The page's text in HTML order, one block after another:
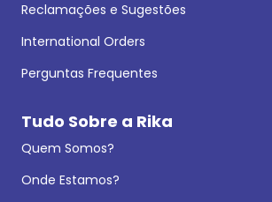
Reclamações e Sugestões
International Orders
Perguntas Frequentes
Tudo Sobre a Rika
Quem Somos?
Onde Estamos?